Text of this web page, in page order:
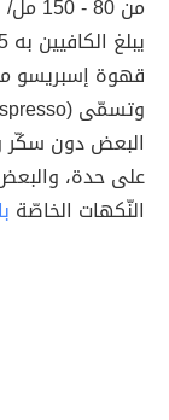
قهوة إسبريسو
البعض دون سكّر
على حدة،
النّكهات الخاصّة